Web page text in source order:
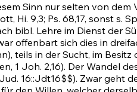
Sinn nur selten von
Hi. 9,3; Ps. 68,17, sonst s.
Lehre im Dienst der
offenbart sich dies in
teils in der Sucht, im
1 Joh. 2,16). Der Wandel
Jud. 16::Jdt16$$). Zwar geht